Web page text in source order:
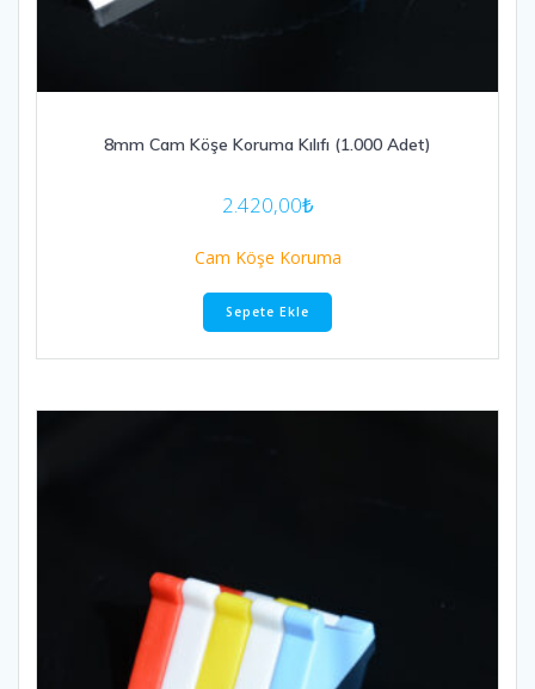
8mm Cam Köşe Koruma Kılıfı (1.000 Adet)
2.420,00₺
Cam Köşe Koruma
Sepete Ekle